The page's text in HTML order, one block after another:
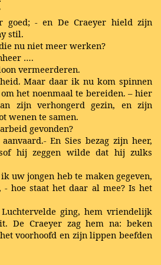
goed; - en De Craeyer hield zijn
stil.
nu niet meer werken?
….
vermeerderen.
Maar daar ik nu kom spinnen
het noenmaal te bereiden. – hier
zijn verhongerd gezin, en zijn
wenen te samen.
gevonden?
En Sies bezag zijn heer,
hij zeggen wilde dat hij zulks
uw jongen heb te maken gegeven,
- hoe staat het daar al mee? Is het
ging, hem vriendelijk
De Craeyer zag hem na: beken
voorhoofd en zijn lippen beefden